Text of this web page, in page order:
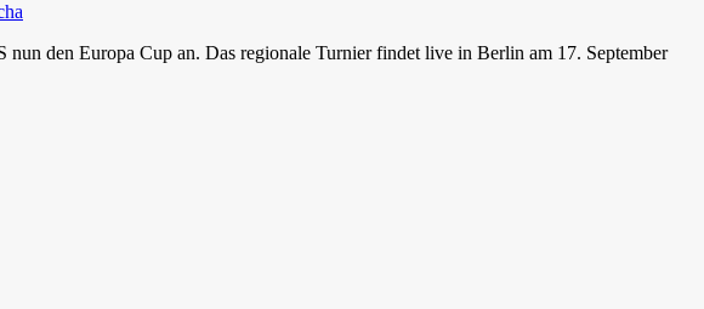
den Europa Cup an. Das regionale Turnier findet live in Berlin am 17. September